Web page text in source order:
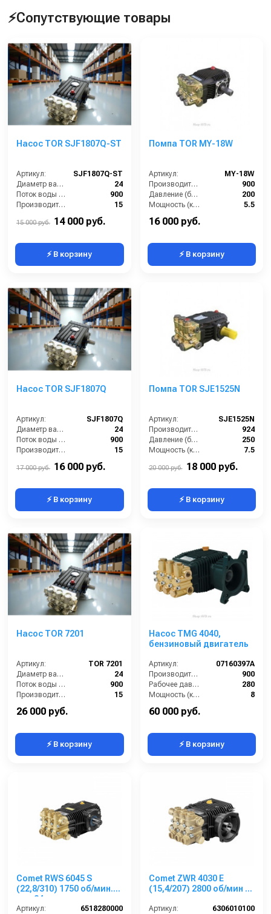
⚡Сопутствующие товары
Насос TOR SJF1807Q-ST
Артикул:
SJF1807Q-ST
Диаметр вала (мм):
24
Поток воды (л/час):
900
Производительность (л/мин):
15
15 000 руб. 14 000 руб.
⚡ В корзину
Помпа TOR MY-18W
Артикул:
MY-18W
Производительность (л/ч):
900
Давление (бар):
200
Мощность (кВт):
5.5
Обороты двигателя (об/мин):
16 000 руб.
⚡ В корзину
Насос TOR SJF1807Q
Артикул:
SJF1807Q
Диаметр вала (мм):
24
Поток воды (л/час):
900
Производительность (л/мин):
15
17 000 руб. 16 000 руб.
⚡ В корзину
Помпа TOR SJE1525N
Артикул:
SJE1525N
Производительность (л/ч):
924
Давление (бар):
250
Мощность (кВт):
7.5
20 000 руб. 18 000 руб.
⚡ В корзину
Насос TOR 7201
Артикул:
TOR 7201
Диаметр вала (мм):
24
Поток воды (л/час):
900
Производительность (л/мин):
15
Давление (бар):
26 000 руб.
⚡ В корзину
Насос TMG 4040,
бензиновый двигатель
Артикул:
07160397A
Производительность (л/ч):
900
Рабочее давление (бар):
280
Мощность (кВт):
8
60 000 руб.
⚡ В корзину
Comet RWS 6045 S
(22,8/310) 1750 об/мин.
вал 24мм
Артикул:
6518280000
Comet ZWR 4030 E
(15,4/207) 2800 об/мин 28
Артикул:
6306010100